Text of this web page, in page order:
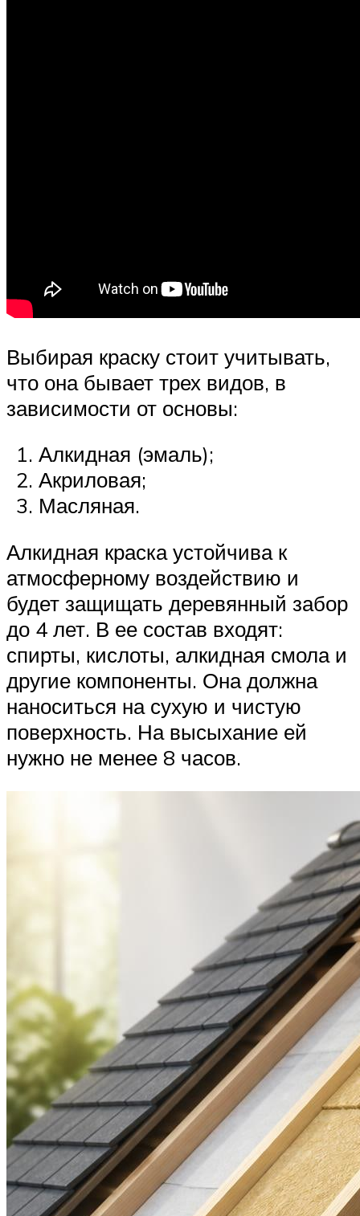
Выбирая краску стоит учитывать,
что она бывает трех видов, в
зависимости от основы:
Алкидная (эмаль);
Акриловая;
Масляная.
Алкидная краска устойчива к
атмосферному воздействию и
будет защищать деревянный забор
до 4 лет. В ее состав входят:
спирты, кислоты, алкидная смола и
другие компоненты. Она должна
наноситься на сухую и чистую
поверхность. На высыхание ей
нужно не менее 8 часов.